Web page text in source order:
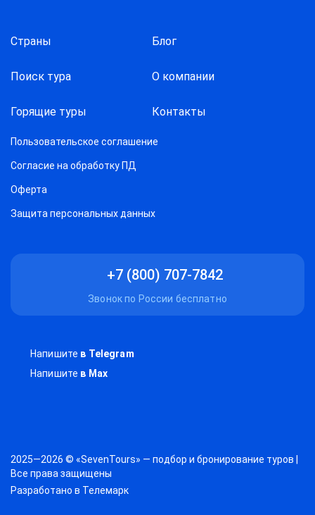
Страны
Поиск тура
Горящие туры
Блог
О компании
Контакты
Пользовательское соглашение
Согласие на обработку ПД
Оферта
Защитa персональных данных
+7 (800) 707-7842
Звонок по России бесплатно
Напишите в Telegram
Напишите в Max
2025—2026 © «SevenTours» — подбор и бронирование туров |
Все права защищены
Разработано в Телемарк